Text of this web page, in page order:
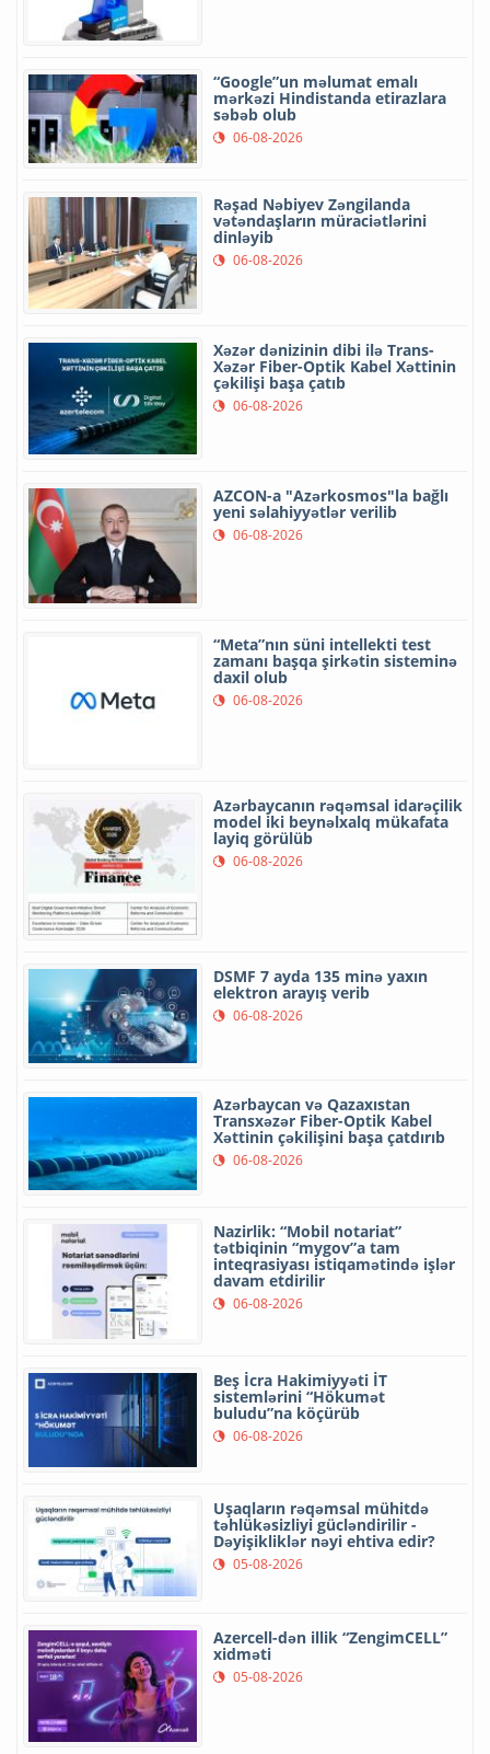
“Google”un məlumat emalı
mərkəzi Hindistanda etirazlara
səbəb olub
06-08-2026
Rəşad Nəbiyev Zəngilanda
vətəndaşların müraciətlərini
dinləyib
06-08-2026
Xəzər dənizinin dibi ilə Trans-
Xəzər Fiber-Optik Kabel Xəttinin
çəkilişi başa çatıb
06-08-2026
AZCON-a "Azərkosmos"la bağlı
yeni səlahiyyətlər verilib
06-08-2026
“Meta”nın süni intellekti test
zamanı başqa şirkətin sisteminə
daxil olub
06-08-2026
Azərbaycanın rəqəmsal idarəçilik
model iki beynəlxalq mükafata
layiq görülüb
06-08-2026
DSMF 7 ayda 135 minə yaxın
elektron arayış verib
06-08-2026
Azərbaycan və Qazaxıstan
Transxəzər Fiber-Optik Kabel
Xəttinin çəkilişini başa çatdırıb
06-08-2026
Nazirlik: “Mobil notariat”
tətbiqinin “mygov”a tam
inteqrasiyası istiqamətində işlər
davam etdirilir
06-08-2026
Beş İcra Hakimiyyəti İT
sistemlərini “Hökumət
buludu”na köçürüb
06-08-2026
Uşaqların rəqəmsal mühitdə
təhlükəsizliyi gücləndirilir -
Dəyişikliklər nəyi ehtiva edir?
05-08-2026
Azercell-dən illik “ZengimCELL”
xidməti
05-08-2026